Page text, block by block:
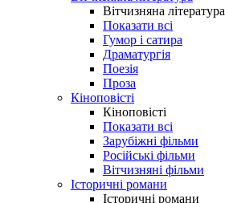
Вітчизняна література
Показати всі
Гумор і сатира
Драматургія
Поезія
Проза
Кіноповісті
Кіноповісті
Показати всі
Зарубіжні фільми
Російські фільми
Вітчизняні фільми
Історичні романи
Історичні романи